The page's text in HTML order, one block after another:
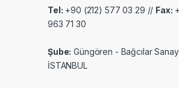
Tel: +90 (212) 577 03 29 // Fax:
963 71 30
Şube: Güngören - Bağcılar
İSTANBUL